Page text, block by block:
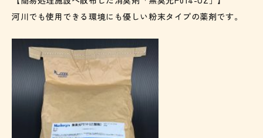
河川でも使用できる環境にも優しい粉末タイプの薬剤です。